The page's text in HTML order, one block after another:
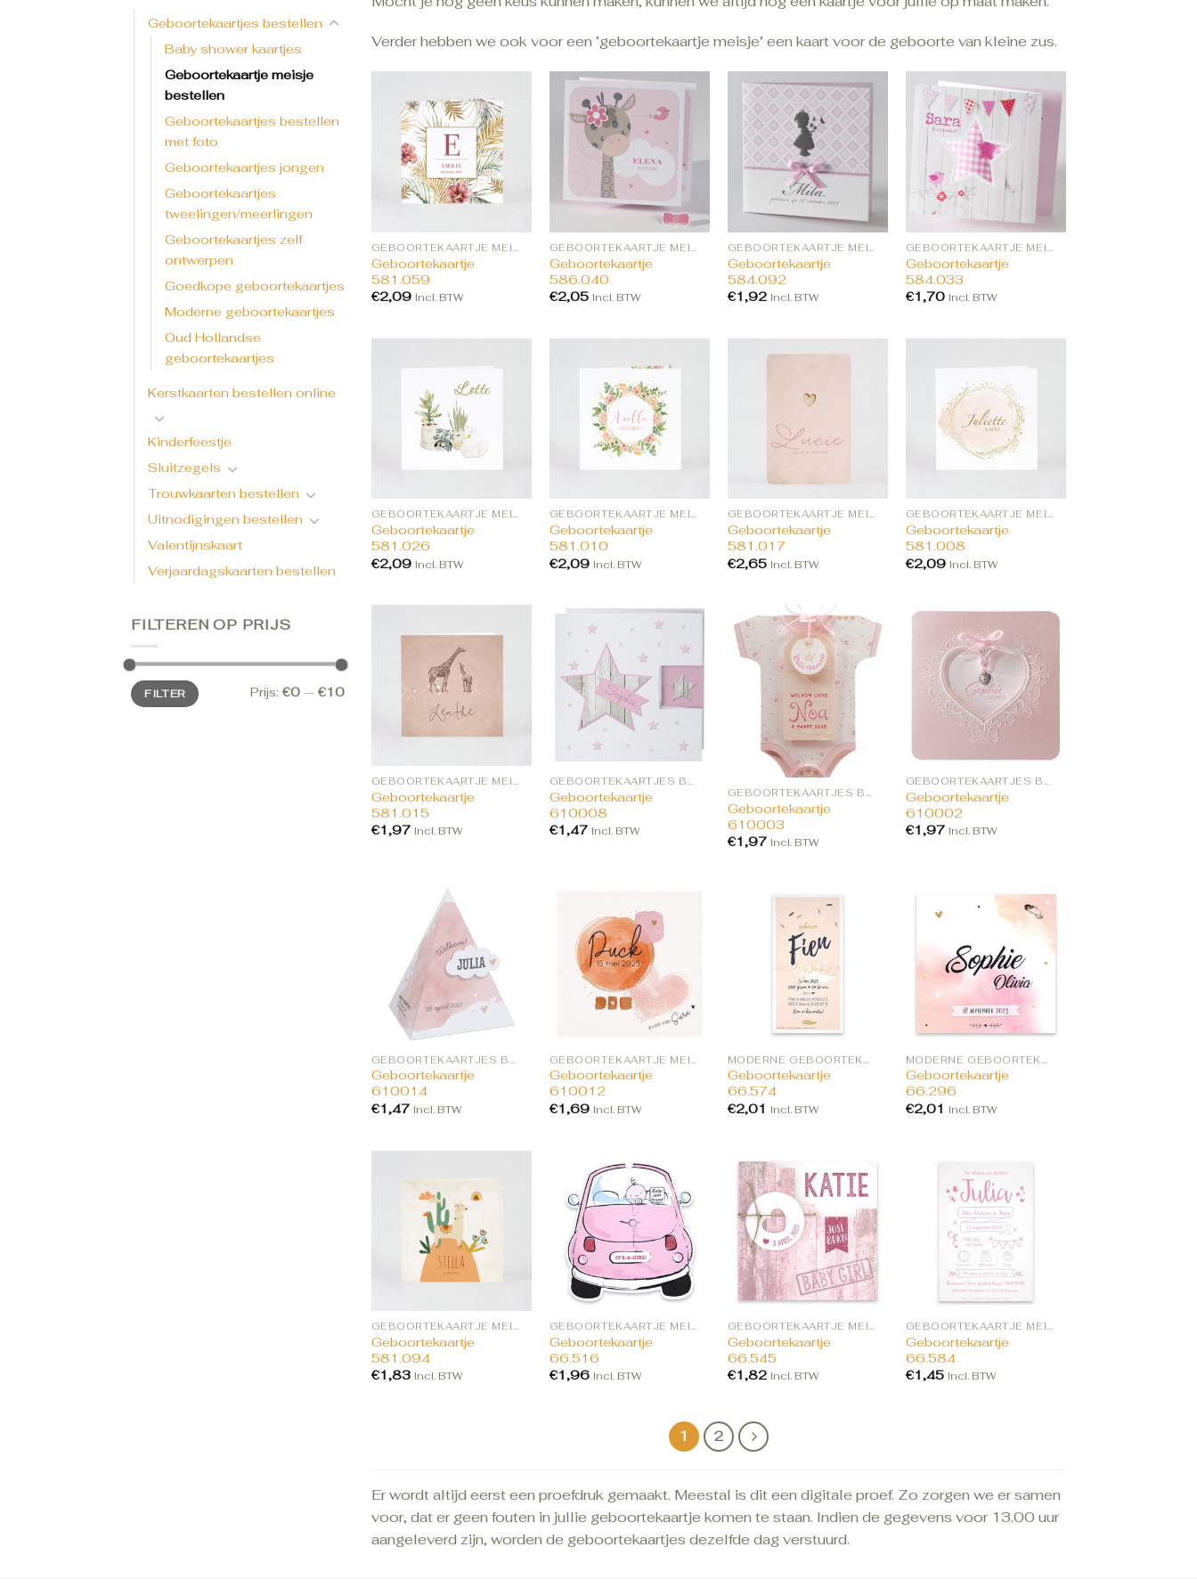
Geboortekaartjes bestellen
Baby shower kaartjes
Geboortekaartje meisje
bestellen
Geboortekaartjes bestellen
met foto
Geboortekaartjes jongen
Geboortekaartjes
tweelingen/meerlingen
Geboortekaartjes zelf
ontwerpen
Goedkope geboortekaartjes
Moderne geboortekaartjes
Oud Hollandse
geboortekaartjes
Kerstkaarten bestellen online
Kinderfeestje
Sluitzegels
Trouwkaarten bestellen
Uitnodigingen bestellen
Valentijnskaart
Verjaardagskaarten bestellen
FILTEREN OP PRIJS
Min.
prijs
Max.
prijsFILTER Prijs: €0 — €10
Verder hebben we ook voor een ‘geboortekaartje meisje’ een kaart voor de geboorte van kleine zus.
Geboortekaartje
581.059
€2,09 Incl. BTW
Geboortekaartje
586.040
€2,05 Incl. BTW
Geboortekaartje
584.092
€1,92 Incl. BTW
Geboortekaartje
584.033
€1,70 Incl. BTW
GEBOORTEKAARTJE MEISJE BESTELLEN
Geboortekaartje
581.026
€2,09 Incl. BTW
GEBOORTEKAARTJE MEISJE BESTELLEN
Geboortekaartje
581.010
€2,09 Incl. BTW
GEBOORTEKAARTJE MEISJE BESTELLEN
Geboortekaartje
581.017
€2,65 Incl. BTW
GEBOORTEKAARTJE MEISJE BESTELLEN
Geboortekaartje
581.008
€2,09 Incl. BTW
GEBOORTEKAARTJE MEISJE BESTELLEN
Geboortekaartje
581.015
€1,97 Incl. BTW
GEBOORTEKAARTJES BESTELLEN
Geboortekaartje
610008
€1,47 Incl. BTW
GEBOORTEKAARTJES BESTELLEN
Geboortekaartje
610003
€1,97 Incl. BTW
GEBOORTEKAARTJES BESTELLEN
Geboortekaartje
610002
€1,97 Incl. BTW
Geboortekaartje
610014
€1,47 Incl. BTW
Geboortekaartje
610012
€1,69 Incl. BTW
Geboortekaartje
66.574
€2,01 Incl. BTW
Geboortekaartje
66.296
€2,01 Incl. BTW
GEBOORTEKAARTJE MEISJE BESTELLEN
Geboortekaartje
581.094
€1,83 Incl. BTW
GEBOORTEKAARTJE MEISJE BESTELLEN
Geboortekaartje
66.516
€1,96 Incl. BTW
GEBOORTEKAARTJE MEISJE BESTELLEN
Geboortekaartje
66.545
€1,82 Incl. BTW
GEBOORTEKAARTJE MEISJE BESTELLEN
Geboortekaartje
66.584
€1,45 Incl. BTW
1 2
Er wordt altijd eerst een proefdruk gemaakt. Meestal is dit een digitale proef. Zo zorgen we er samen
voor, dat er geen fouten in jullie geboortekaartje komen te staan. Indien de gegevens voor 13.00 uur
aangeleverd zijn, worden de geboortekaartjes dezelfde dag verstuurd.